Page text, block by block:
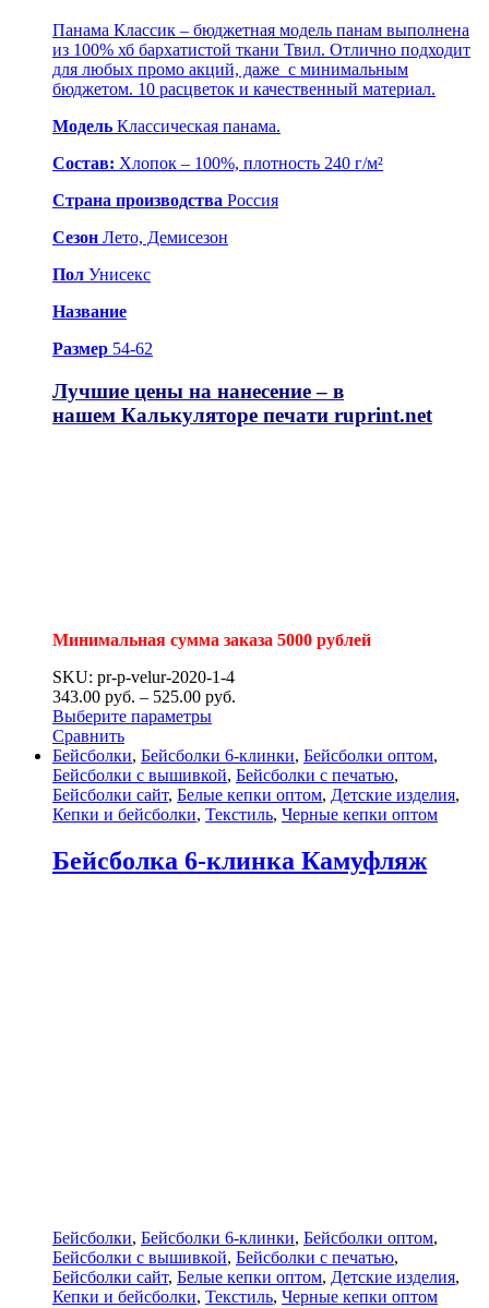
Панама Классик – бюджетная модель панам выполнена
из 100% хб бархатистой ткани Твил. Отлично подходит
для любых промо акций, даже с минимальным
бюджетом. 10 расцветок и качественный материал.
Модель Классическая панама.
Состав: Хлопок – 100%, плотность 240 г/м²
Страна производства Россия
Сезон Лето, Демисезон
Пол Унисекс
Название
Размер 54-62
Лучшие цены на нанесение – в
нашем Калькуляторе печати ruprint.net
Минимальная сумма заказа 5000 рублей
SKU: pr-p-velur-2020-1-4
343.00 руб. – 525.00 руб.
Выберите параметры
Сравнить
Бейсболки, Бейсболки 6-клинки, Бейсболки оптом,
Бейсболки с вышивкой, Бейсболки с печатью,
Бейсболки сайт, Белые кепки оптом, Детские изделия,
Кепки и бейсболки, Текстиль, Черные кепки оптом
Бейсболка 6-клинка Камуфляж
Бейсболки, Бейсболки 6-клинки, Бейсболки оптом,
Бейсболки с вышивкой, Бейсболки с печатью,
Бейсболки сайт, Белые кепки оптом, Детские изделия,
Кепки и бейсболки, Текстиль, Черные кепки оптом